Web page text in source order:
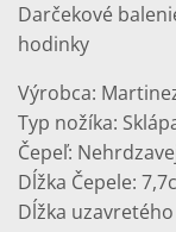
Darčekové
hodinky
Výrobca:
Typ nožíka:
Čepeľ:
Dĺžka Čepele:
Dĺžka